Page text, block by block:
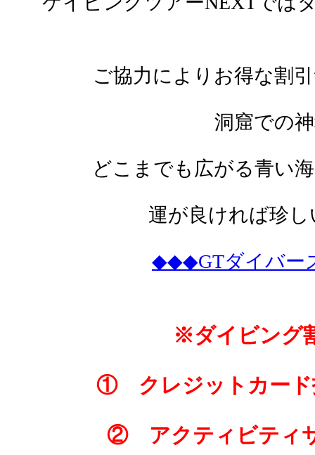
ご協力によりお得な割
洞窟での
どこまでも広がる青い
運が良ければ珍
◆◆◆GTダイバー
※ダイビング
① クレジットカード
② アクティビティ